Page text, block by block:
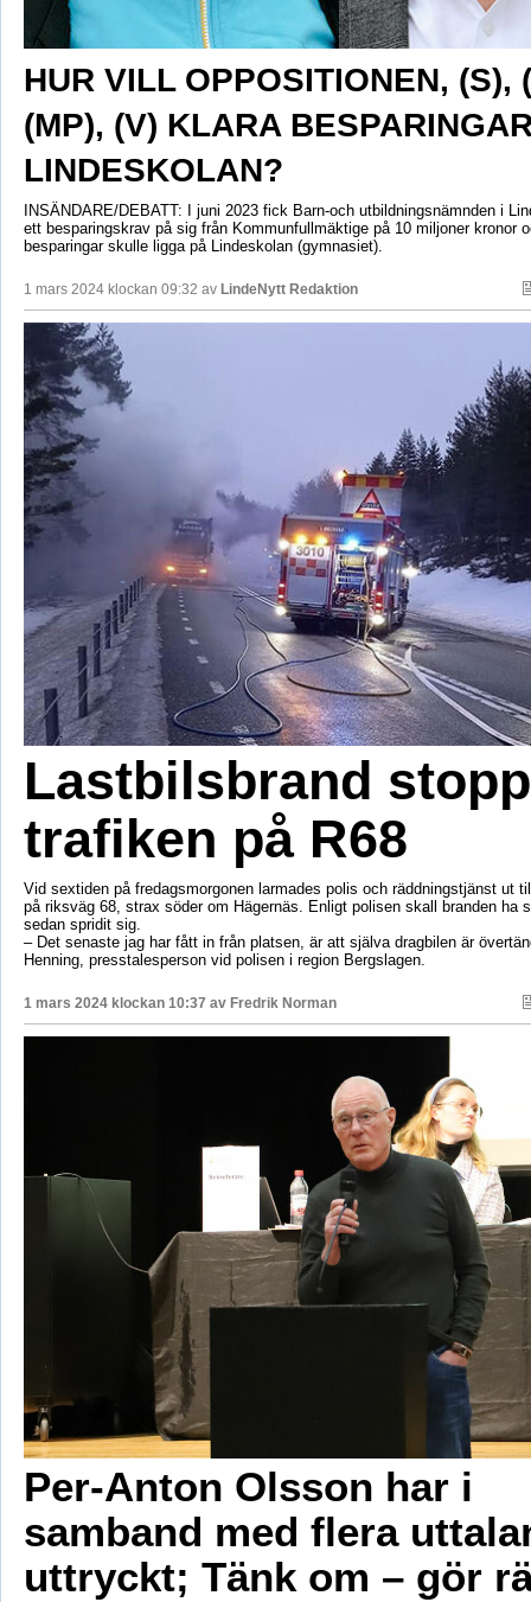
HUR VILL OPPOSITIONEN, (S),
(MP), (V) KLARA
LINDESKOLAN?
INSÄNDARE/DEBATT: I juni 2023 fick Barn-och utbildningsnämnden i
ett besparingskrav på sig från Kommunfullmäktige på 10 miljoner kronor
besparingar skulle ligga på Lindeskolan (gymnasiet).
1 mars 2024 klockan 09:32 av LindeNytt Redaktion
Lastbilsbrand
trafiken på R68
Vid sextiden på fredagsmorgonen larmades polis och räddningstjänst ut
på riksväg 68, strax söder om Hägernäs. Enligt polisen skall branden ha
sedan spridit sig.
– Det senaste jag har fått in från platsen, är att själva dragbilen är
Henning, presstalesperson vid polisen i region Bergslagen.
1 mars 2024 klockan 10:37 av Fredrik Norman
Per-Anton Olsson har i
samband med flera
uttryckt; Tänk om – gör